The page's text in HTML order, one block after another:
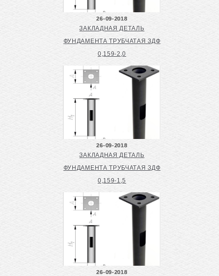
26-09-2018
ЗАКЛАДНАЯ ДЕТАЛЬ
ФУНДАМЕНТА ТРУБЧАТАЯ ЗДФ
0,159-2,0
26-09-2018
ЗАКЛАДНАЯ ДЕТАЛЬ
ФУНДАМЕНТА ТРУБЧАТАЯ ЗДФ
0,159-1,5
26-09-2018